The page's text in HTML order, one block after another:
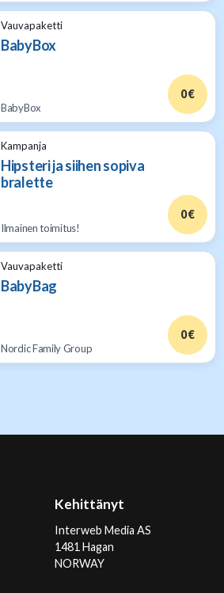
Vauvapaketti
BabyBox
BabyBox
0 €
Kampanja
Hipsteri ja siihen sopiva
bralette
Ilmainen toimitus!
0 €
Vauvapaketti
BabyBag
Nordic Family Group
0 €
Kehittänyt
Interweb Media AS
1481 Hagan
NORWAY